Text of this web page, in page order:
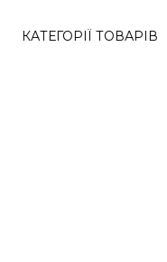
КАТЕГОРІЇ ТОВАРІВ